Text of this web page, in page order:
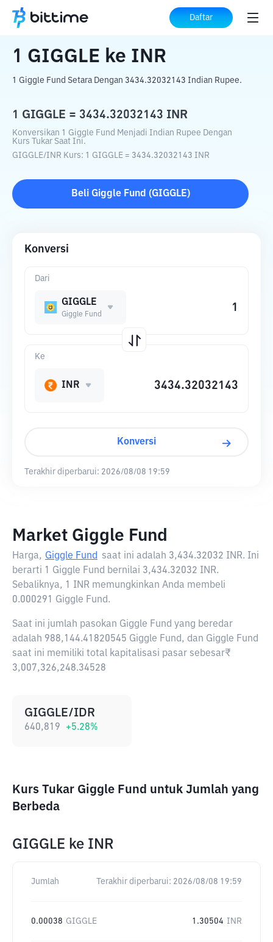
Daftar
Beranda Konverter Kripto GIGGLE ke INR
1 GIGGLE ke INR
1 Giggle Fund Setara Dengan 3434.32032143 Indian Rupee.
1 GIGGLE = 3434.32032143 INR
Konversikan 1 Giggle Fund Menjadi Indian Rupee Dengan
Kurs Tukar Saat Ini.
GIGGLE/INR Kurs: 1 GIGGLE = 3434.32032143 INR
Beli Giggle Fund (GIGGLE)
Konversi
Dari
GIGGLE
Giggle Fund
Ke
INR
Konversi
Terakhir diperbarui: 2026/08/08 19:59
Market Giggle Fund
Harga, Giggle Fund saat ini adalah 3,434.32032 INR. Ini
berarti 1 Giggle Fund bernilai 3,434.32032 INR.
Sebaliknya, 1 INR memungkinkan Anda membeli
0.000291 Giggle Fund.
Saat ini jumlah pasokan Giggle Fund yang beredar
adalah 988,144.41820545 Giggle Fund, dan Giggle Fund
saat ini memiliki total kapitalisasi pasar sebesar₹
3,007,326,248.34528
GIGGLE/IDR
640,819 +5.28%
Kurs Tukar Giggle Fund untuk Jumlah yang
Berbeda
GIGGLE ke INR
Jumlah Terakhir diperbarui: 2026/08/08 19:59
0.00038 GIGGLE 1.30504 INR